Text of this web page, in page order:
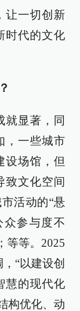
让一切创新
时代的文化
就显著，同
，一些城市
设场馆，但
致文化空间
活动的“悬
众参与度不
等等。2025
“以建设创
慧的现代化
构优化、动